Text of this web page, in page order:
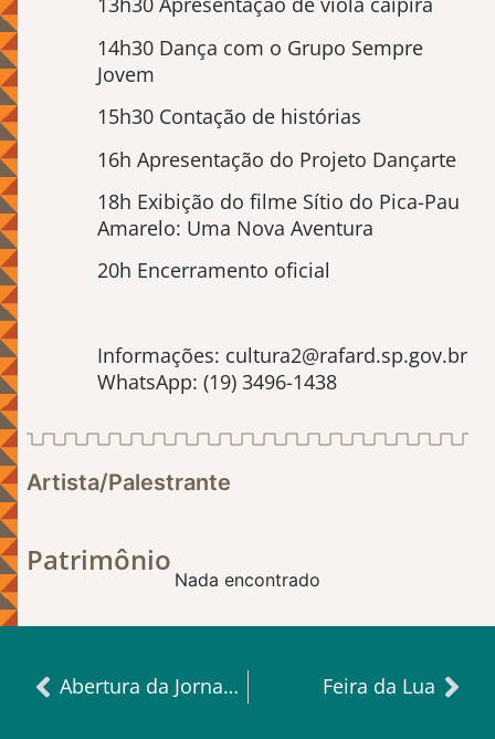
14h30 Dança com o Grupo Sempre
Jovem
15h30 Contação de histórias
16h Apresentação do Projeto Dançarte
18h Exibição do filme Sítio do Pica-Pau
Amarelo: Uma Nova Aventura
20h Encerramento oficial
Informações: cultura2@rafard.sp.gov.br
WhatsApp: (19) 3496-1438
Artista/Palestrante
Patrimônio
Nada encontrado
Abertura da Jornada do Patrimônio Feira da Lua